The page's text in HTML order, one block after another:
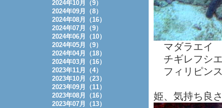
マダラエイ
チギレフシ
フィリピン
姫、気持ち良
2024年10月（9）
2024年09月（8）
2024年08月（16）
2024年07月（9）
2024年06月（10）
2024年05月（9）
2024年04月（18）
2024年03月（16）
2023年11月（4）
2023年10月（23）
2023年09月（11）
2023年08月（16）
2023年07月（13）